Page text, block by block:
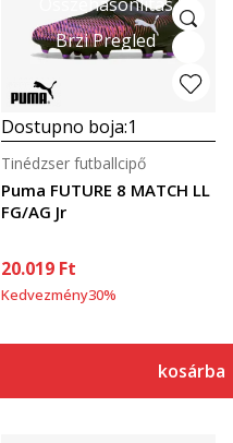
Brzi Pregled
Dostupno boja:1
Puma FUTURE 8 MATCH LL
FG/AG Jr
Tinédzser futballcipő
20.019 Ft
Kedvezmény30%
kosárba